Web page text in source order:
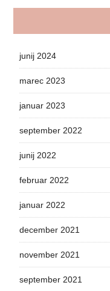
junij 2024
marec 2023
januar 2023
september 2022
junij 2022
februar 2022
januar 2022
december 2021
november 2021
september 2021